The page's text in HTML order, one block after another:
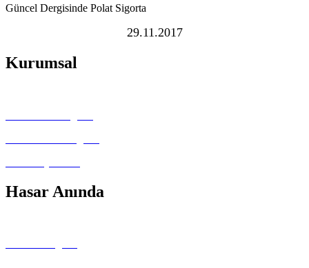
Güncel Dergisinde Polat Sigorta
29.11.2017
Kurumsal
Hasar Anında